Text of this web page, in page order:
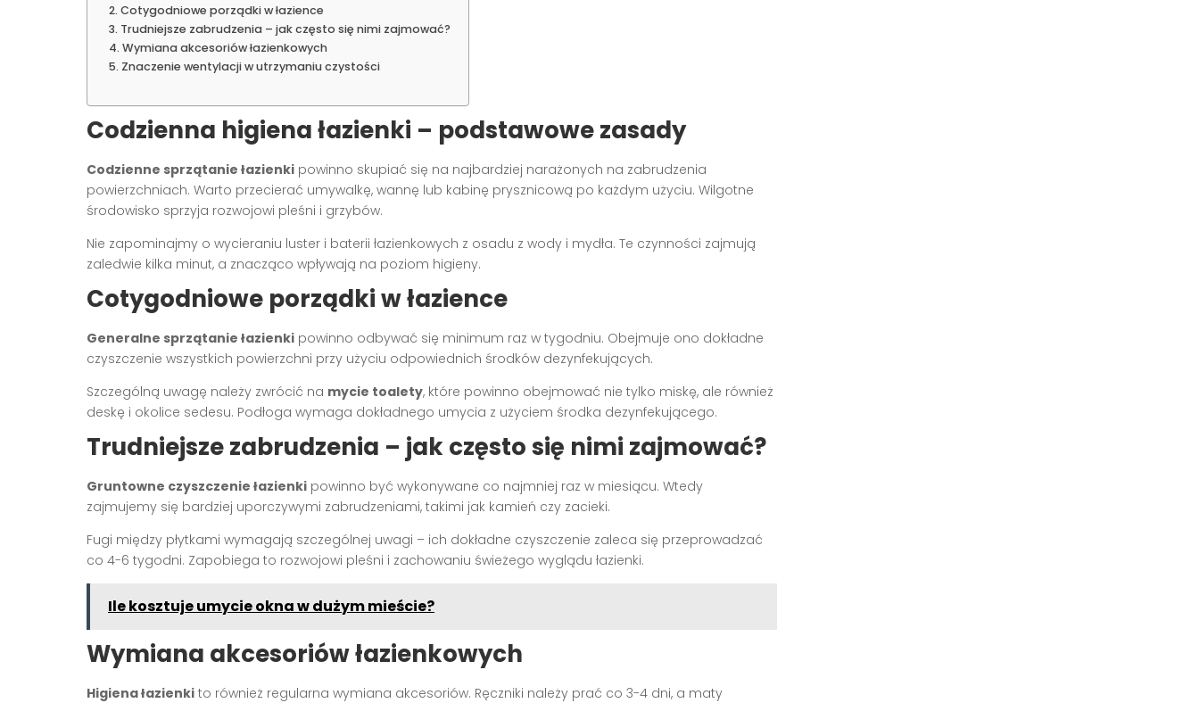
Cotygodniowe porządki w łazience
Trudniejsze zabrudzenia – jak często się nimi zajmować?
Wymiana akcesoriów łazienkowych
Znaczenie wentylacji w utrzymaniu czystości
Codzienna higiena łazienki – podstawowe zasady
Codzienne sprzątanie łazienki powinno skupiać się na najbardziej narażonych na zabrudzenia
powierzchniach. Warto przecierać umywalkę, wannę lub kabinę prysznicową po każdym użyciu. Wilgotne
środowisko sprzyja rozwojowi pleśni i grzybów.
Nie zapominajmy o wycieraniu luster i baterii łazienkowych z osadu z wody i mydła. Te czynności zajmują
zaledwie kilka minut, a znacząco wpływają na poziom higieny.
Cotygodniowe porządki w łazience
Generalne sprzątanie łazienki powinno odbywać się minimum raz w tygodniu. Obejmuje ono dokładne
czyszczenie wszystkich powierzchni przy użyciu odpowiednich środków dezynfekujących.
Szczególną uwagę należy zwrócić na mycie toalety, które powinno obejmować nie tylko miskę, ale również
deskę i okolice sedesu. Podłoga wymaga dokładnego umycia z użyciem środka dezynfekującego.
Trudniejsze zabrudzenia – jak często się nimi zajmować?
Gruntowne czyszczenie łazienki powinno być wykonywane co najmniej raz w miesiącu. Wtedy
zajmujemy się bardziej uporczywymi zabrudzeniami, takimi jak kamień czy zacieki.
Fugi między płytkami wymagają szczególnej uwagi – ich dokładne czyszczenie zaleca się przeprowadzać
co 4-6 tygodni. Zapobiega to rozwojowi pleśni i zachowaniu świeżego wyglądu łazienki.
Ile kosztuje umycie okna w dużym mieście?
Wymiana akcesoriów łazienkowych
Higiena łazienki to również regularna wymiana akcesoriów. Ręczniki należy prać co 3-4 dni, a maty